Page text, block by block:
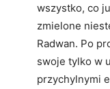
wszystko, co
zmielone
Radwan. Po
swoje tylko w
przychylnymi